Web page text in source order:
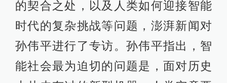
的契合之处，以及人类如何迎接智能
时代的复杂挑战等问题，澎湃新闻对
孙伟平进行了专访。孙伟平指出，智
能社会最为迫切的问题是，面对历史